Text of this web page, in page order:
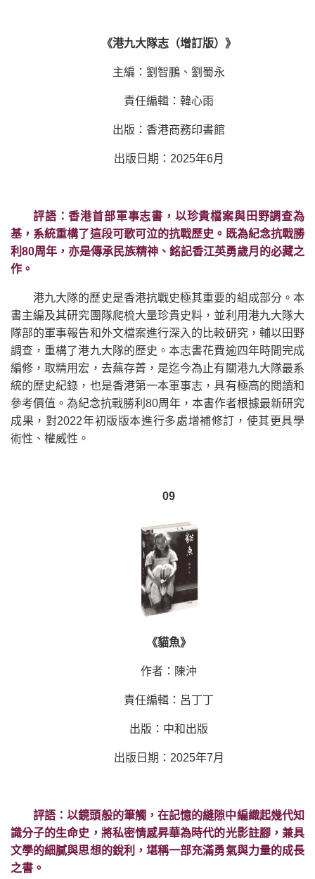
《港九大隊志（增訂版）》
主編：劉智鵬、劉蜀永
責任編輯：韓心雨
出版：香港商務印書館
出版日期：2025年6月
評語：香港首部軍事志書，以珍貴檔案與田野調查為
基，系統重構了這段可歌可泣的抗戰歷史。既為紀念抗戰勝
利80周年，亦是傳承民族精神、銘記香江英勇歲月的必藏之
作。
港九大隊的歷史是香港抗戰史極其重要的組成部分。本
書主編及其研究團隊爬梳大量珍貴史料，並利用港九大隊大
隊部的軍事報告和外文檔案進行深入的比較研究，輔以田野
調查，重構了港九大隊的歷史。本志書花費逾四年時間完成
編修，取精用宏，去蕪存菁，是迄今為止有關港九大隊最系
統的歷史紀錄，也是香港第一本軍事志，具有極高的閱讀和
參考價值。為紀念抗戰勝利80周年，本書作者根據最新研究
成果，對2022年初版版本進行多處增補修訂，使其更具學
術性、權威性。
09
《貓魚》
作者：陳沖
責任編輯：呂丁丁
出版：中和出版
出版日期：2025年7月
評語：以鏡頭般的筆觸，在記憶的縫隙中編織起幾代知
識分子的生命史，將私密情感昇華為時代的光影註腳，兼具
文學的細膩與思想的銳利，堪稱一部充滿勇氣與力量的成長
之書。